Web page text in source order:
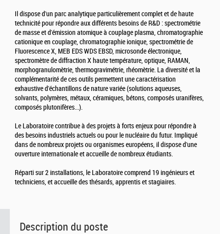
Description du poste
Il dispose d'un parc analytique particulièrement complet et de haute
technicité pour répondre aux différents besoins de R&D : spectrométrie
de masse et d'émission atomique à couplage plasma, chromatographie
cationique en couplage, chromatographie ionique, spectrométrie de
Fluorescence X, MEB EDS WDS EBSD, microsonde électronique,
spectromètre de diffraction X haute température, optique, RAMAN,
morphogranulomètrie, thermogravimétrie, rhéomètrie. La diversité et la
complémentarité de ces outils permettent une caractérisation
exhaustive d'échantillons de nature variée (solutions aqueuses,
solvants, polymères, métaux, céramiques, bétons, composés uranifères,
composés plutonifères...).
Le Laboratoire contribue à des projets à forts enjeux pour répondre à
des besoins industriels actuels ou pour le nucléaire du futur. Impliqué
dans de nombreux projets ou organismes européens, il dispose d'une
ouverture internationale et accueille de nombreux étudiants.
Réparti sur 2 installations, le Laboratoire comprend 19 ingénieurs et
techniciens, et accueille des thésards, apprentis et stagiaires.